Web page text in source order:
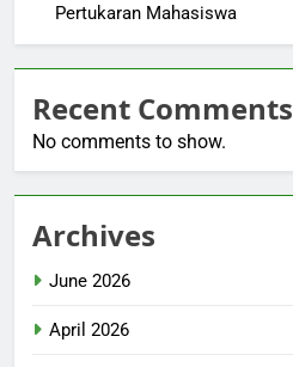
Pertukaran Mahasiswa
Recent Comments
No comments to show.
Archives
June 2026
April 2026